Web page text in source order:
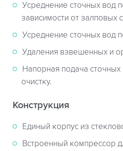
Усреднение сточных вод
зависимости от залповых
Усреднение сточных вод
Удаления взвешенных и
Напорная подача
очистку.
Конструкция
Единый корпус из
Встроенный компрессор